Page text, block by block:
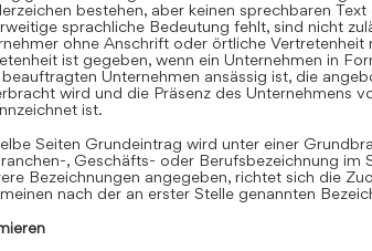
bestehen, aber keinen sprechbaren
sprachliche Bedeutung fehlt, sind nicht
ohne Anschrift oder örtliche
ist gegeben, wenn ein Unternehmen in
Unternehmen ansässig ist, die
wird und die Präsenz des Unternehmens
ist.
Seiten Grundeintrag wird unter einer
, Geschäfts- oder Berufsbezeichnung im
Bezeichnungen angegeben, richtet sich die
nach der an erster Stelle genannten